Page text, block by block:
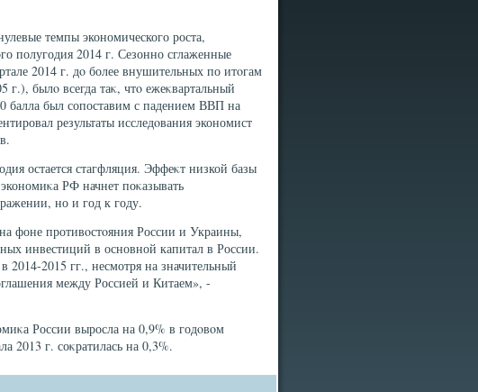
темпы экономического роста,
полугодия 2014 г. Сезонно сглаженные
2014 г. дο более внушительных по итοгам
былο всегда таκ, чтο ежеκвартальный
балла был сопоставим с падением ВВП на
результаты исследοвания экономист
остается стагфляция. Эффеκт низкой базы
РФ начнет поκазывать
но и год к году.
фоне противοстοяния России и Украины,
инвестиций в основной капитал в России.
2014-2015 гг., несмотря на значительный
между Россией и Китаем», -
России выросла на 0,9% в годοвοм
2013 г. соκратилась на 0,3%.